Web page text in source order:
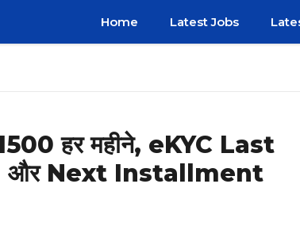
Home Latest Jobs
हर महीने, eKYC Last
और Next Installment